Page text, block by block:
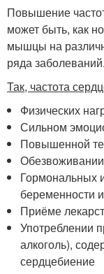
Повышение
может быть, как
мышцы на
ряда заболеваний.
Так, частота
Физических
Сильном
Повышенной
Обезвоживании
Гормональных
беременности
Приёме
Употреблении
алкоголь),
сердцебиение